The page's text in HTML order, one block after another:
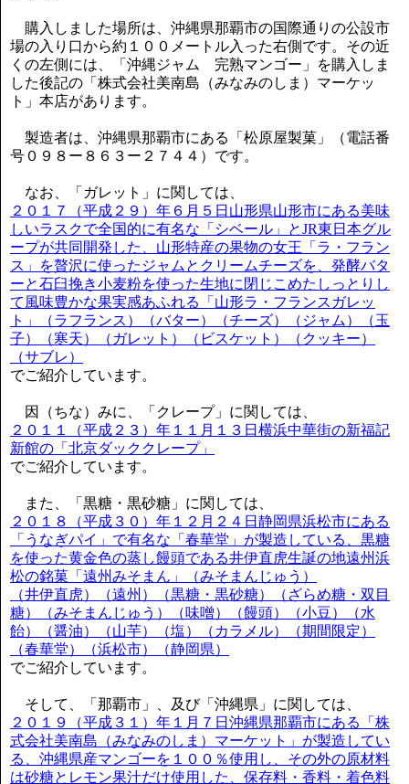
購入しました場所は、沖縄県那覇市の国際通りの公設市
場の入り口から約１００メートル入った右側です。その近
くの左側には、「沖縄ジャム 完熟マンゴー」を購入しま
した後記の「株式会社美南島（みなみのしま）マーケッ
ト」本店があります。
製造者は、沖縄県那覇市にある「松原屋製菓」（電話番
号０９８ー８６３ー２７４４）です。
なお、「ガレット」に関しては、
２０１７（平成２９）年６月５日山形県山形市にある美味
しいラスクで全国的に有名な「シベール」とJR東日本グル
ープが共同開発した、山形特産の果物の女王「ラ・フラン
ス」を贅沢に使ったジャムとクリームチーズを、発酵バタ
ーと石臼挽き小麦粉を使った生地に閉じこめたしっとりし
て風味豊かな果実感あふれる「山形ラ・フランスガレッ
ト」（ラフランス）（バター）（チーズ）（ジャム）（玉
子）（寒天）（ガレット）（ビスケット）（クッキー）
（サブレ）
でご紹介しています。
因（ちな）みに、「クレープ」に関しては、
２０１１（平成２３）年１１月１３日横浜中華街の新福記
新館の「北京ダッククレープ」
でご紹介しています。
また、「黒糖・黒砂糖」に関しては、
２０１８（平成３０）年１２月２４日静岡県浜松市にある
「うなぎパイ」で有名な「春華堂」が製造している、黒糖
を使った黄金色の蒸し饅頭である井伊直虎生誕の地遠州浜
松の銘菓「遠州みそまん」（みそまんじゅう）
（井伊直虎）（遠州）（黒糖・黒砂糖）（ざらめ糖・双目
糖）（みそまんじゅう）（味噌）（饅頭）（小豆）（水
飴）（醤油）（山芋）（塩）（カラメル）（期間限定）
（春華堂）（浜松市）（静岡県）
でご紹介しています。
そして、「那覇市」、及び「沖縄県」に関しては、
２０１９（平成３１）年１月７日沖縄県那覇市にある「株
式会社美南島（みなみのしま）マーケット」が製造してい
る、沖縄県産マンゴーを１００％使用し、その外の原材料
は砂糖とレモン果汁だけ使用した、保存料・香料・着色料